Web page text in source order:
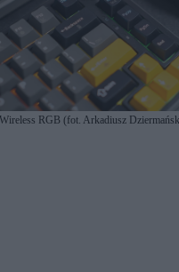
RGB (fot. Arkadiusz